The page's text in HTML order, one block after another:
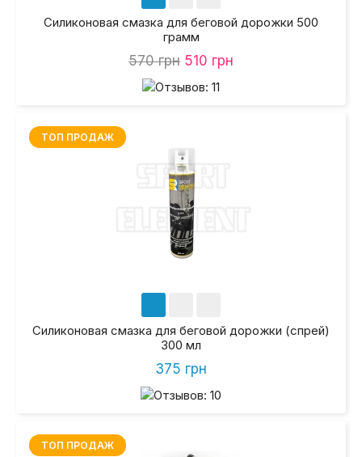
Силиконовая смазка для беговой дорожки 500
грамм
570 грн 510 грн
ТОП ПРОДАЖ
Силиконовая смазка для беговой дорожки (спрей)
300 мл
375 грн
ТОП ПРОДАЖ